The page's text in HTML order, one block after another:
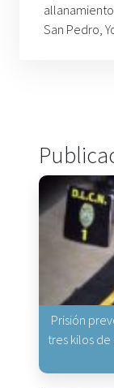
San Pedro,
Prisión
tres kilos